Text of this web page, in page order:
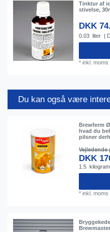
Tinktur af
stivelse,
DKK
0.03 liter |
*inkl. moms
Du kan også være
Brewferm
hvad du
pilsner
Vejledende
DKK
1.5 kilogram
*inkl. moms